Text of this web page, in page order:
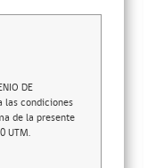
DE
las condiciones
de la presente
UTM.